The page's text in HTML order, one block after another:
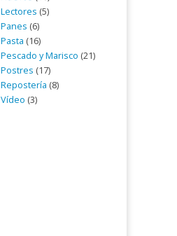
Lectores (5)
Panes (6)
Pasta (16)
Pescado y Marisco (21)
Postres (17)
Repostería (8)
Vídeo (3)